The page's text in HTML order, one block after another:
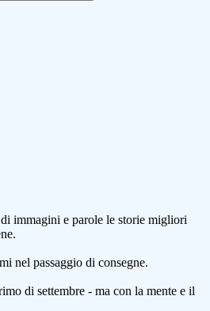
immagini e parole le storie migliori
nel passaggio di consegne.
di settembre - ma con la mente e il